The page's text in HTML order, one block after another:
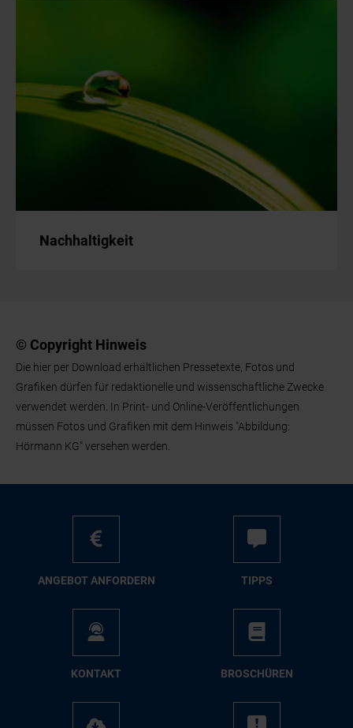
Nachhaltigkeit
© Copyright Hinweis
Die hier per Download erhältlichen Pressetexte, Fotos und
Grafiken dürfen für redaktionelle und wissenschaftliche Zwecke
verwendet werden. In Print- und Online-Veröffentlichungen
müssen Fotos und Grafiken mit dem Hinweis "Abbildung:
Hörmann KG" versehen werden.
AN­GE­BOT AN­FOR­DERN TIPPS
KON­TAKT BRO­SCHÜ­REN